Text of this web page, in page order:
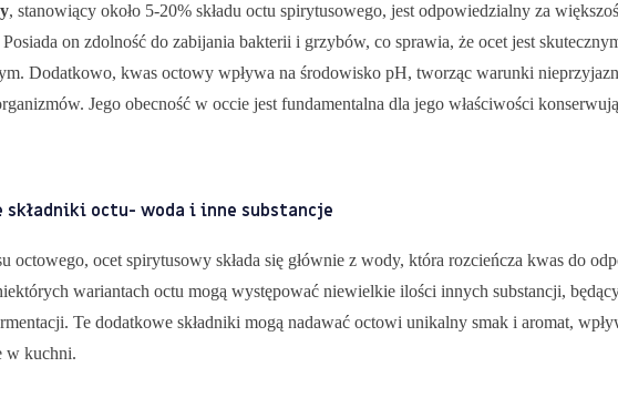
, stanowiący około 5-20% składu octu spirytusowego, jest odpowiedzialny za
Posiada on zdolność do zabijania bakterii i grzybów, co sprawia, że ocet jest
Dodatkowo, kwas octowy wpływa na środowisko pH, tworząc warunki
Jego obecność w occie jest fundamentalna dla jego właściwości
składniki octu- woda i inne substancje
octowego, ocet spirytusowy składa się głównie z wody, która rozcieńcza kwas do
wariantach octu mogą występować niewielkie ilości innych substancji,
Te dodatkowe składniki mogą nadawać octowi unikalny smak i aromat,
w kuchni.